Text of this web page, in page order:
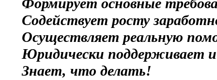
Формирует основные
Содействует росту
Осуществляет реальную
Юридически поддерживает
Знает, что делать!